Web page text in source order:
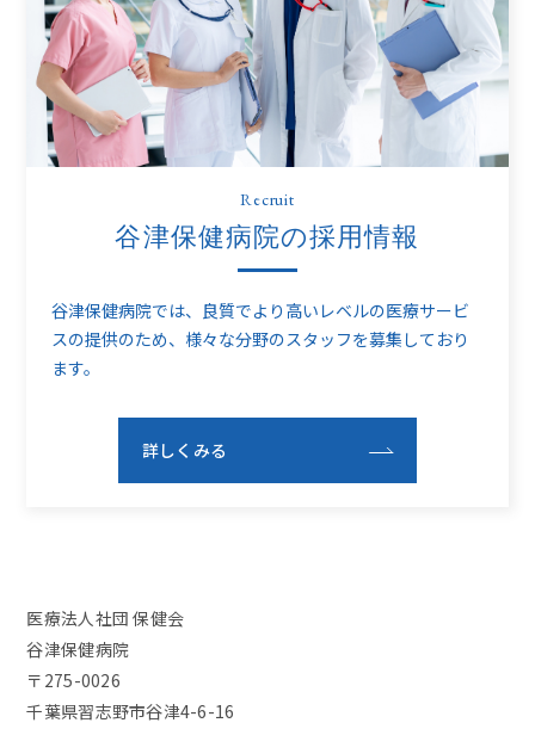
Recruit
谷津保健病院の採用情報
谷津保健病院では、良質でより高いレベルの医療サービ
スの提供のため、 様々な分野のスタッフを募集しており
ます。
詳しくみる
医療法人社団 保健会
谷津保健病院
〒275-0026
千葉県習志野市谷津4-6-16